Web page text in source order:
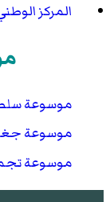
المركز
موسوعة
موسوعة
موسوعة